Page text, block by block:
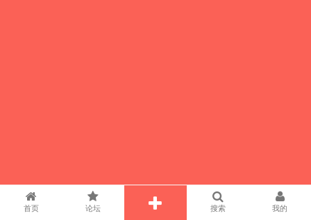
首页 论坛 搜索 我的